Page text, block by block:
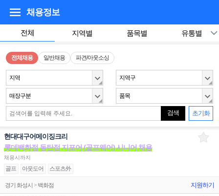
채용정보
전체 지역별 품목별 유통별
전체채용 일반채용 파견/아웃소싱
지역 지역구
매장구분 품목
검색 초기화
현대대구어메이징크리
롯데백화점 동탄점 지포어 (골프웨어) 시니어 채용
채용시까지
골프 아웃도어 스포츠外
경기 화성시 > 백화점 지원하기